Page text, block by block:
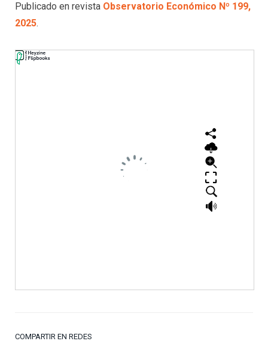
Publicado en revista Observatorio Económico Nº 199,
2025.
COMPARTIR EN REDES